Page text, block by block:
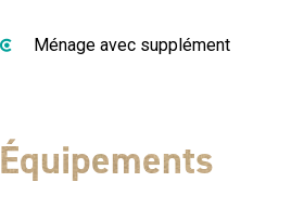
Ménage avec supplément
Équipements